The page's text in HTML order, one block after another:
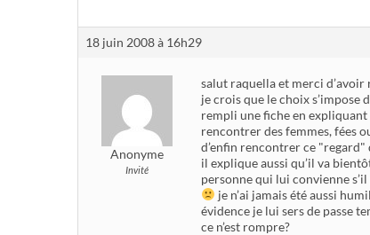
18 juin 2008 à 16h29
Anonyme
Invité
salut raquella et merci d’avoir
je crois que le choix s’impose
rempli une fiche en
rencontrer des femmes, fées
d’enfin rencontrer ce
il explique aussi qu’il va
personne qui lui convienne
je n’ai jamais été aussi
évidence je lui sers de passe
ce n’est rompre?